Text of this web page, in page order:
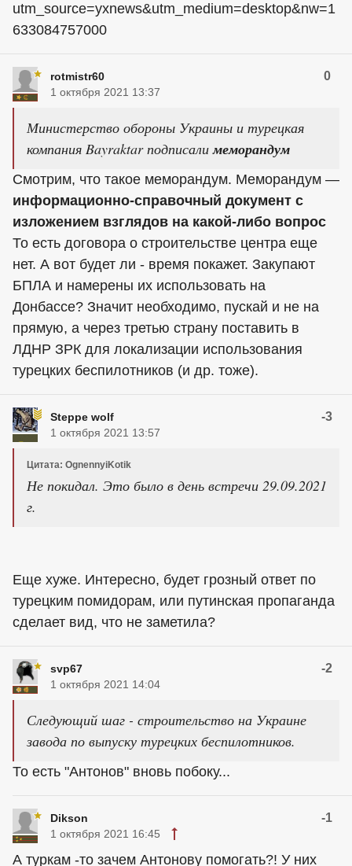
utm_source=yxnews&utm_medium=desktop&nw=1
633084757000
rotmistr60 0
1 октября 2021 13:37
Министерство обороны Украины и турецкая
компания Bayraktar подписалимеморандум
Смотрим, что такое меморандум. Меморандум —
информационно-справочный документ с
изложением взглядов на какой-либо вопрос
То есть договора о строительстве центра еще
нет. А вот будет ли - время покажет. Закупают
БПЛА и намерены их использовать на
Донбассе? Значит необходимо, пускай и не на
прямую, а через третью страну поставить в
ЛДНР ЗРК для локализации использования
турецких беспилотников (и др. тоже).
Steppe wolf -3
1 октября 2021 13:57
Цитата: OgnennyiKotik
Не покидал. Это было в день встречи 29.09.2021
г.
Еще хуже. Интересно, будет грозный ответ по
турецким помидорам, или путинская пропаганда
сделает вид, что не заметила?
svp67 -2
1 октября 2021 14:04
Следующий шаг - строительство на Украине
завода по выпуску турецких беспилотников.
То есть "Антонов" вновь побоку...
Dikson -1
1 октября 2021 16:45
А туркам -то зачем Антонову помогать?! У них